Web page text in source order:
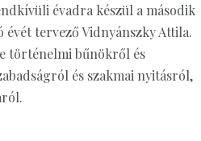
évadra készül a második
tervező Vidnyánszky Attila.
történelmi bűnökről és
és szakmai nyitásról,